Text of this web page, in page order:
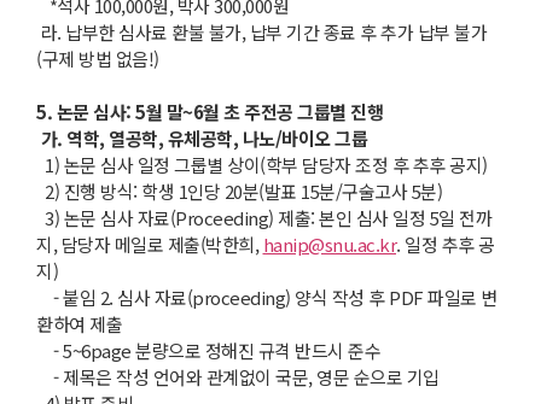
*석사 100,000원, 박사 300,000원
라. 납부한 심사료 환불 불가, 납부 기간 종료 후 추가 납부 불가
(구제 방법 없음!)
5. 논문 심사: 5월 말~6월 초 주전공 그룹별 진행
가. 역학, 열공학, 유체공학, 나노/바이오 그룹
1) 논문 심사 일정 그룹별 상이(학부 담당자 조정 후 추후 공지)
2) 진행 방식: 학생 1인당 20분(발표 15분/구술고사 5분)
3) 논문 심사 자료(Proceeding) 제출: 본인 심사 일정 5일 전까
지, 담당자 메일로 제출(박한희,hanip@snu.ac.kr. 일정 추후 공
지)
- 붙임 2. 심사 자료(proceeding) 양식 작성 후 PDF 파일로 변
환하여 제출
- 5~6page 분량으로 정해진 규격 반드시 준수
- 제목은 작성 언어와 관계없이 국문, 영문 순으로 기입